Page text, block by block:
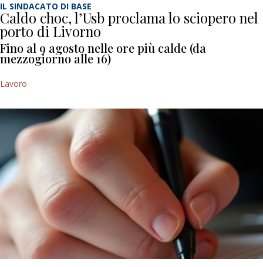
IL SINDACATO DI BASE
Caldo choc, l’Usb proclama lo sciopero nel
porto di Livorno
Fino al 9 agosto nelle ore più calde (da
mezzogiorno alle 16)
Lavoro